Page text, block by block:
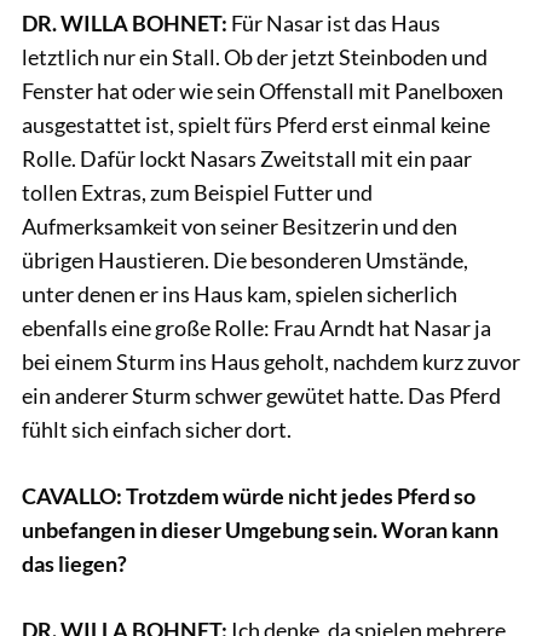
DR. WILLA BOHNET: Für Nasar ist das Haus
letztlich nur ein Stall. Ob der jetzt Steinboden und
Fenster hat oder wie sein Offenstall mit Panelboxen
ausgestattet ist, spielt fürs Pferd erst einmal keine
Rolle. Dafür lockt Nasars Zweitstall mit ein paar
tollen Extras, zum Beispiel Futter und
Aufmerksamkeit von seiner Besitzerin und den
übrigen Haustieren. Die besonderen Umstände,
unter denen er ins Haus kam, spielen sicherlich
ebenfalls eine große Rolle: Frau Arndt hat Nasar ja
bei einem Sturm ins Haus geholt, nachdem kurz zuvor
ein anderer Sturm schwer gewütet hatte. Das Pferd
fühlt sich einfach sicher dort.
CAVALLO: Trotzdem würde nicht jedes Pferd so
unbefangen in dieser Umgebung sein. Woran kann
das liegen?
DR. WILLA BOHNET: Ich denke, da spielen mehrere